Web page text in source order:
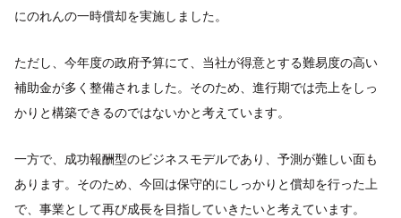
にのれんの一時償却を実施しました。
ただし、今年度の政府予算にて、当社が得意とする難易度の高い
補助金が多く整備されました。そのため、進行期では売上をしっ
かりと構築できるのではないかと考えています。
一方で、成功報酬型のビジネスモデルであり、予測が難しい面も
あります。そのため、今回は保守的にしっかりと償却を行った上
で、事業として再び成長を目指していきたいと考えています。